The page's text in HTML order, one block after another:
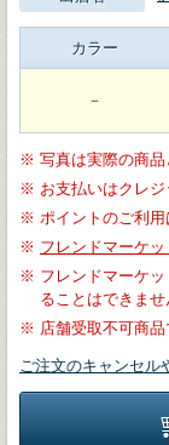
カラー
－
※ 写真は実際の商品
※ お支払いはクレ
※ ポイントのご利用
※ フレンドマーケ
※ フレンドマーケ
ることはできませ
※ 店舗受取不可商品
ご注文のキャンセル